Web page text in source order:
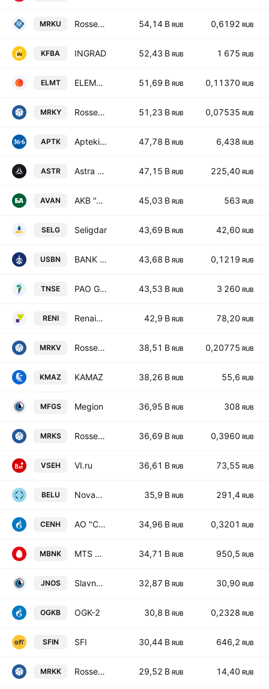
MRKU Rosseti Ural 54,14 B RUB 0,6192 RUB
KFBA INGRAD 52,43 B RUB 1 675 RUB
ELMT ELEMENT 51,69 B RUB 0,11370 RUB
MRKY Rosseti South 51,23 B RUB 0,07535 RUB
APTK Apteki 36,6 47,78 B RUB 6,438 RUB
ASTR Astra Group 47,15 B RUB 225,40 RUB
AVAN AKB "AVANGARD" 45,03 B RUB 563 RUB
SELG Seligdar 43,69 B RUB 42,60 RUB
USBN BANK URALSIB 43,68 B RUB 0,1219 RUB
TNSE PAO GK "TNS energo" 43,53 B RUB 3 260 RUB
RENI Renaissance Insurance 42,9 B RUB 78,20 RUB
MRKV Rosseti Volga 38,51 B RUB 0,20775 RUB
KMAZ KAMAZ 38,26 B RUB 55,6 RUB
MFGS Megion 36,95 B RUB 308 RUB
MRKS Rosseti Sibir 36,69 B RUB 0,3960 RUB
VSEH VI.ru 36,61 B RUB 73,55 RUB
BELU NovaBev Group 35,9 B RUB 291,4 RUB
CENH AO "Centerenergyholding" ORD 34,96 B RUB 0,3201 RUB
MBNK MTS Bank 34,71 B RUB 950,5 RUB
JNOS Slavneft-JANOS 32,87 B RUB 30,90 RUB
OGKB OGK-2 30,8 B RUB 0,2328 RUB
SFIN SFI 30,44 B RUB 646,2 RUB
MRKK Rosseti Severnyy Kavkaz 29,52 B RUB 14,40 RUB